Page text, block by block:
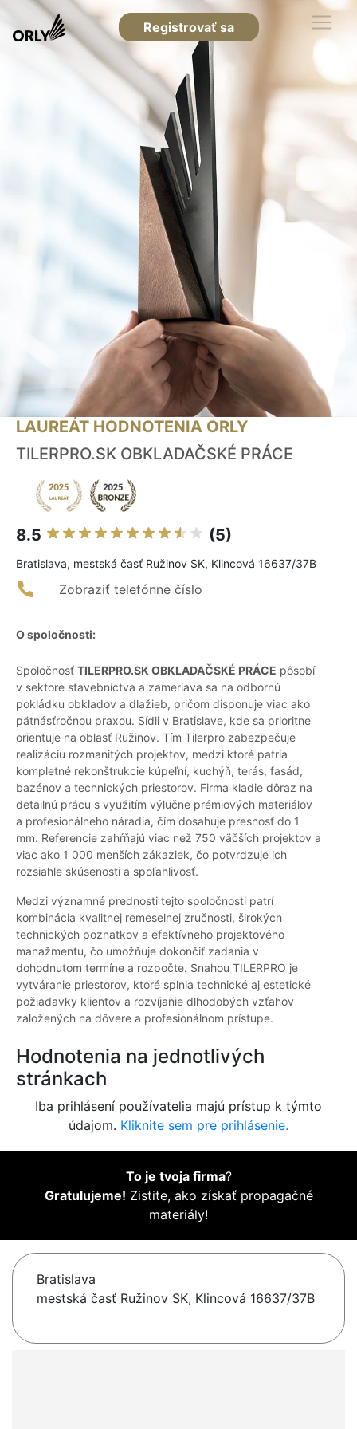
Registrovať sa
LAUREÁT HODNOTENIA ORLY
TILERPRO.SK OBKLADAČSKÉ PRÁCE
8.5 (5)
Bratislava, mestská časť Ružinov SK, Klincová 16637/37B
Zobraziť telefónne číslo
O spoločnosti:
Spoločnosť TILERPRO.SK OBKLADAČSKÉ PRÁCE pôsobí
v sektore stavebníctva a zameriava sa na odbornú
pokládku obkladov a dlažieb, pričom disponuje viac ako
pätnásťročnou praxou. Sídli v Bratislave, kde sa prioritne
orientuje na oblasť Ružinov. Tím Tilerpro zabezpečuje
realizáciu rozmanitých projektov, medzi ktoré patria
kompletné rekonštrukcie kúpeľní, kuchýň, terás, fasád,
bazénov a technických priestorov. Firma kladie dôraz na
detailnú prácu s využitím výlučne prémiových materiálov
a profesionálneho náradia, čím dosahuje presnosť do 1
mm. Referencie zahŕňajú viac než 750 väčších projektov a
viac ako 1 000 menších zákaziek, čo potvrdzuje ich
rozsiahle skúsenosti a spoľahlivosť.
Medzi významné prednosti tejto spoločnosti patrí
kombinácia kvalitnej remeselnej zručnosti, širokých
technických poznatkov a efektívneho projektového
manažmentu, čo umožňuje dokončiť zadania v
dohodnutom termíne a rozpočte. Snahou TILERPRO je
vytváranie priestorov, ktoré splnia technické aj estetické
požiadavky klientov a rozvíjanie dlhodobých vzťahov
založených na dôvere a profesionálnom prístupe.
Hodnotenia na jednotlivých
stránkach
Iba prihlásení používatelia majú prístup k týmto
údajom. Kliknite sem pre prihlásenie.
To je tvoja firma?
Gratulujeme! Zistite, ako získať propagačné
materiály!
Bratislava
mestská časť Ružinov SK, Klincová 16637/37B